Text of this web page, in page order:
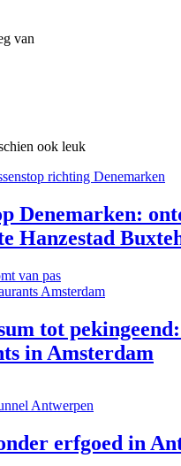
van
ook leuk
Denemarken:
Hanzestad
van pas
tot
in Amsterdam
erfgoed in